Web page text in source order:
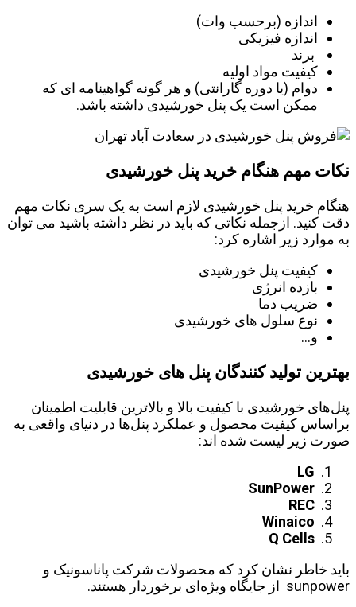
اندازه (برحسب وات)
اندازه فیزیکی
برند
کیفیت مواد اولیه
دوام (یا دوره گارانتی) و هر گونه گواهینامه ای که
ممکن است یک پنل خورشیدی داشته باشد.
نکات مهم هنگام خرید پنل خورشیدی
هنگام خرید پنل خورشیدی لازم است به یک سری نکات مهم
دقت کنید. ازجمله نکاتی که باید در نظر داشته باشید می توان
به موارد زیر اشاره کرد:
کیفیت پنل خورشیدی
بازده انرژی
ضریب دما
نوع سلول های خورشیدی
و…
بهترین تولید کنندگان پنل‌ های خورشیدی
پنل‌های خورشیدی با کیفیت بالا و بالاترین قابلیت اطمینان
براساس کیفیت محصول و عملکرد پنل‌ها در دنیای واقعی به
صورت زیر لیست شده اند:
باید خاطر نشان کرد که محصولات شرکت پاناسونیک و
sunpower از جایگاه ویژه‌ای برخوردار هستند.